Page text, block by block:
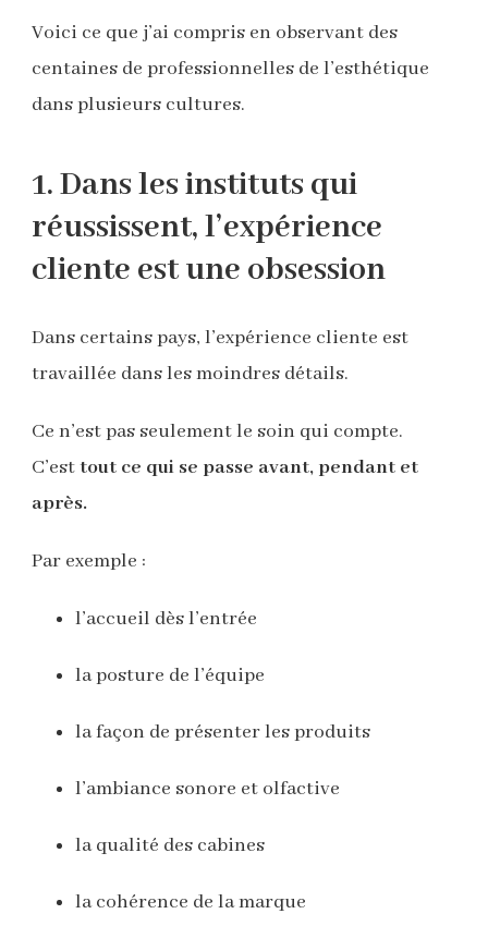
Voici ce que j’ai compris en observant des
centaines de professionnelles de l’esthétique
dans plusieurs cultures.
1. Dans les instituts qui
réussissent, l’expérience
cliente est une obsession
Dans certains pays, l’expérience cliente est
travaillée dans les moindres détails.
Ce n’est pas seulement le soin qui compte.
C’esttout ce qui se passe avant, pendant et
après.
Par exemple :
l’accueil dès l’entrée
la posture de l’équipe
la façon de présenter les produits
l’ambiance sonore et olfactive
la qualité des cabines
la cohérence de la marque